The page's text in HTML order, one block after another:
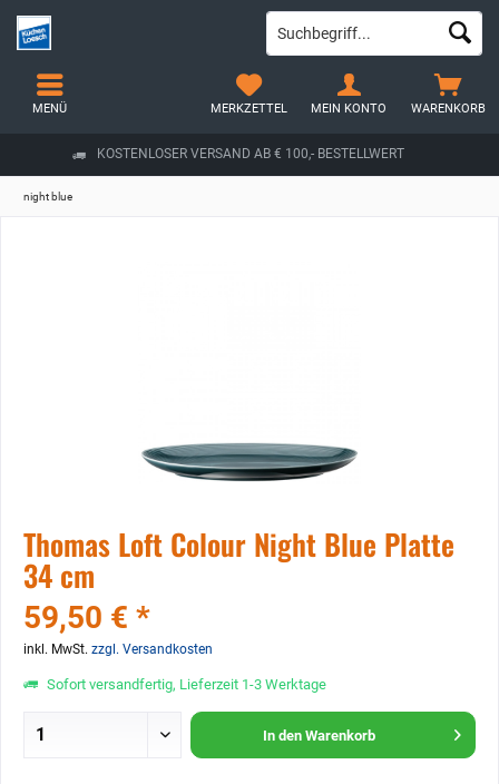
KOSTENLOSER VERSAND AB € 100,- BESTELLWERT
WARENKORB
MERKZETTEL MEIN KONTO
MENÜ
night blue
Thomas Loft Colour Night Blue Platte
34 cm
59,50 € *
inkl. MwSt. zzgl. Versandkosten
Sofort versandfertig, Lieferzeit 1-3 Werktage
In den Warenkorb